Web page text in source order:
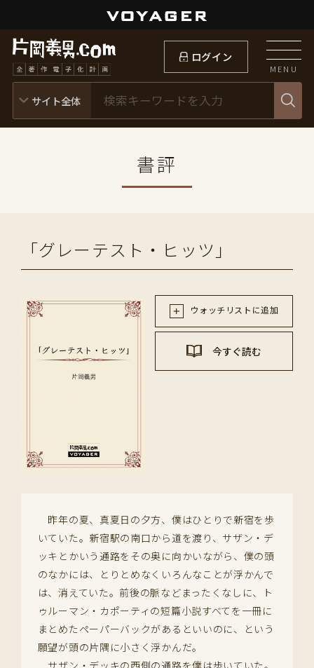
ログイン
MENU
書評
「グレーテスト・ヒッツ」
ウォッチリストに追加
今すぐ読む
昨年の夏、真夏日の夕方、僕はひとりで新宿を歩
いていた。新宿駅の南口から道を渡り、サザン・デ
ッキとかいう通路をその奥に向かいながら、僕の頭
のなかには、とりとめなくいろんなことが浮かんで
は、消えていた。前後の脈などまったくなしに、ト
ゥルーマン・カポーティの短篇小説すべてを一冊に
まとめたペーパーバックがあるといいのに、という
願望が頭の片隅に小さく浮かんだ。